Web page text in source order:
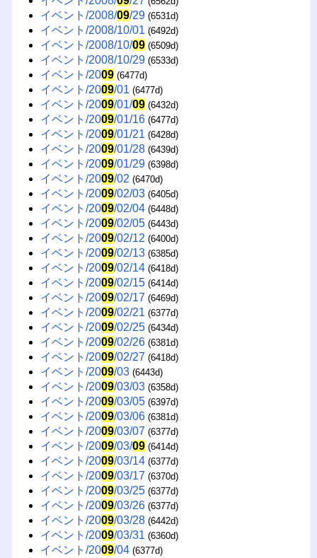
イベント/2008/09/29 (6531d)
イベント/2008/10/01 (6492d)
イベント/2008/10/09 (6509d)
イベント/2008/10/29 (6533d)
イベント/2009 (6477d)
イベント/2009/01 (6477d)
イベント/2009/01/09 (6432d)
イベント/2009/01/16 (6477d)
イベント/2009/01/21 (6428d)
イベント/2009/01/28 (6439d)
イベント/2009/01/29 (6398d)
イベント/2009/02 (6470d)
イベント/2009/02/03 (6405d)
イベント/2009/02/04 (6448d)
イベント/2009/02/05 (6443d)
イベント/2009/02/12 (6400d)
イベント/2009/02/13 (6385d)
イベント/2009/02/14 (6418d)
イベント/2009/02/15 (6414d)
イベント/2009/02/17 (6469d)
イベント/2009/02/21 (6377d)
イベント/2009/02/25 (6434d)
イベント/2009/02/26 (6381d)
イベント/2009/02/27 (6418d)
イベント/2009/03 (6443d)
イベント/2009/03/03 (6358d)
イベント/2009/03/05 (6397d)
イベント/2009/03/06 (6381d)
イベント/2009/03/07 (6377d)
イベント/2009/03/09 (6414d)
イベント/2009/03/14 (6377d)
イベント/2009/03/17 (6370d)
イベント/2009/03/25 (6377d)
イベント/2009/03/26 (6377d)
イベント/2009/03/28 (6442d)
イベント/2009/03/31 (6360d)
イベント/2009/04 (6377d)